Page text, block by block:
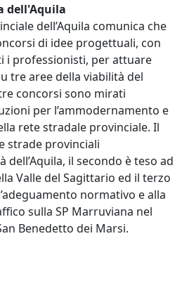
dell'Aquila
dell’Aquila comunica che
di idee progettuali, con
i professionisti, per attuare
tre aree della viabilità del
concorsi sono mirati
per l’ammodernamento e
rete stradale provinciale. Il
strade provinciali
dell’Aquila, il secondo è teso ad
Valle del Sagittario ed il terzo
normativo e alla
sulla SP Marruviana nel
Benedetto dei Marsi.